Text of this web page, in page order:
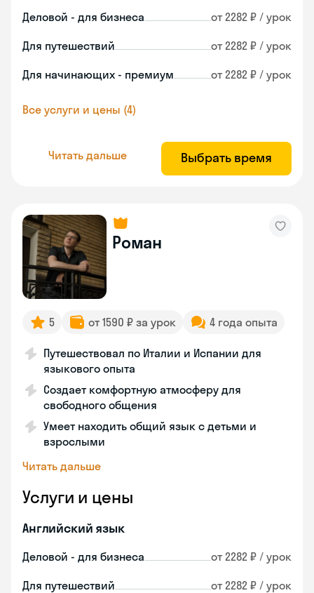
Деловой - для бизнеса от 2282 ₽ / урок
Для путешествий от 2282 ₽ / урок
Для начинающих - премиум от 2282 ₽ / урок
Все услуги и цены (4)
Читать дальше Выбрать время
Роман
5 от 1590 ₽ за урок 4 года опыта
Путешествовал по Италии и Испании для
языкового опыта
Создает комфортную атмосферу для
свободного общения
Умеет находить общий язык с детьми и
взрослыми
Читать дальше
Услуги и цены
Английский язык
Деловой - для бизнеса от 2282 ₽ / урок
Для путешествий от 2282 ₽ / урок